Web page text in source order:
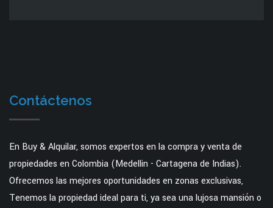
Contáctenos
En Buy & Alquilar, somos expertos en la compra y venta de
propiedades en Colombia (Medellin - Cartagena de Indias).
Ofrecemos las mejores oportunidades en zonas exclusivas,
Tenemos la propiedad ideal para ti, ya sea una lujosa mansión o